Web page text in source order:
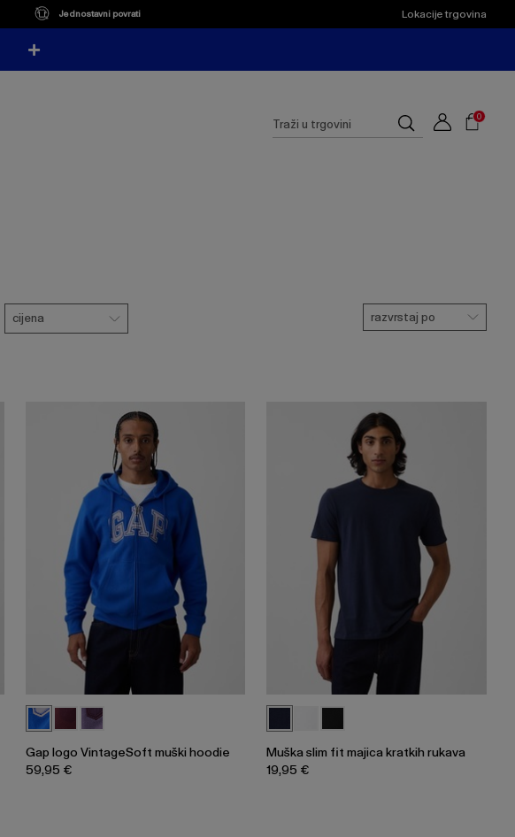
Jednostavni povrati Lokacije trgovina
Suggested
site
content
Traži
u
0
Cijena
cijena razvrstaj po
Gap logo VintageSoft muški hoodie
59,95 €
Muška slim fit majica kratkih rukava
19,95 €